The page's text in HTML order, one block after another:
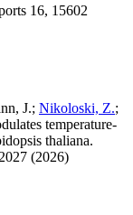
16, 15602
J.; Nikoloski, Z.;
temperature-
thaliana.
(2026)